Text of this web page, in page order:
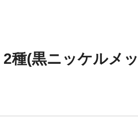
種(黒ニッケルメ